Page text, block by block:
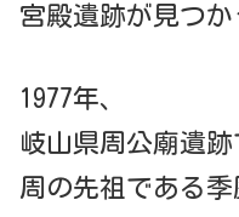
宮殿遺跡が見つか
1977年、
岐山県周公廟遺跡
周の先祖である